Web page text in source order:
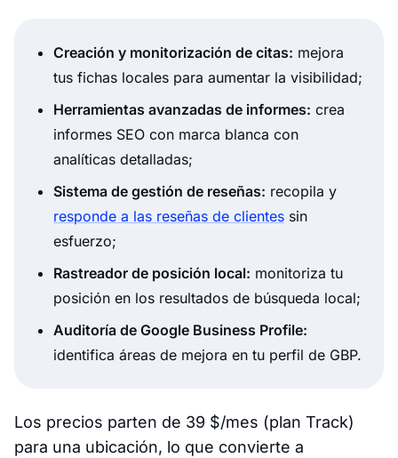
Creación y monitorización de citas: mejora
tus fichas locales para aumentar la visibilidad;
Herramientas avanzadas de informes: crea
informes SEO con marca blanca con
analíticas detalladas;
Sistema de gestión de reseñas: recopila y
responde a las reseñas de clientes sin
esfuerzo;
Rastreador de posición local: monitoriza tu
posición en los resultados de búsqueda local;
Auditoría de Google Business Profile:
identifica áreas de mejora en tu perfil de GBP.
Los precios parten de 39 $/mes (plan Track)
para una ubicación, lo que convierte a